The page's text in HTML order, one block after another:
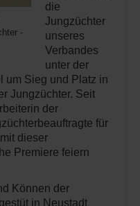
-
die
Jungzüchter
unseres
Verbandes
unter der
um Sieg und Platz in
Jungzüchter. Seit
der
für
dieser
Premiere feiern
Können der
in Neustadt